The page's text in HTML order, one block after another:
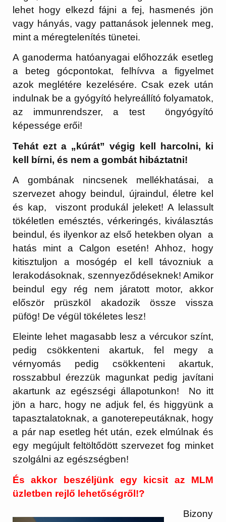
lehet hogy elkezd fájni a fej, hasmenés jön
vagy hányás, vagy pattanások jelennek meg,
mint a méregtelenítés tünetei.
A ganoderma hatóanyagai előhozzák esetleg
a beteg gócpontokat, felhívva a figyelmet
azok meglétére kezelésére. Csak ezek után
indulnak be a gyógyító helyreállító folyamatok,
az immunrendszer, a test öngyógyító
képessége erői!
Tehát ezt a „kúrát” végig kell harcolni, ki
kell bírni, és nem a gombát hibáztatni!
A gombának nincsenek mellékhatásai, a
szervezet ahogy beindul, újraindul, életre kel
és kap, viszont produkál jeleket! A lelassult
tökéletlen emésztés, vérkeringés, kiválasztás
beindul, és ilyenkor az első hetekben olyan a
hatás mint a Calgon esetén! Ahhoz, hogy
kitisztuljon a mosógép el kell távozniuk a
lerakodásoknak, szennyeződéseknek! Amikor
beindul egy rég nem járatott motor, akkor
először prüszköl akadozik össze vissza
püfög! De végül tökéletes lesz!
Eleinte lehet magasabb lesz a vércukor színt,
pedig csökkenteni akartuk, fel megy a
vérnyomás pedig csökkenteni akartuk,
rosszabbul érezzük magunkat pedig javítani
akartunk az egészségi állapotunkon! No itt
jön a harc, hogy ne adjuk fel, és higgyünk a
tapasztalatoknak, a ganoterepeutáknak, hogy
a pár nap esetleg hét után, ezek elmúlnak és
egy megújult feltöltődött szervezet fog minket
szolgálni az egészségben!
És akkor beszéljünk egy kicsit az MLM
üzletben rejlő lehetőségről!?
Bizony